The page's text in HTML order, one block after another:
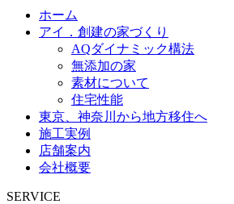
ホーム
アイ．創建の家づくり
AQダイナミック構法
無添加の家
素材について
住宅性能
東京、神奈川から地方移住へ
施工実例
店舗案内
会社概要
SERVICE